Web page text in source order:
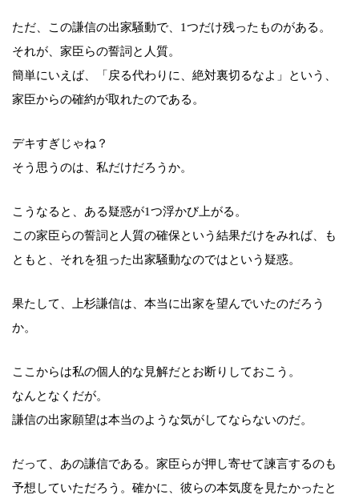
ただ、この謙信の出家騒動で、1つだけ残ったものがある。
それが、家臣らの誓詞と人質。
簡単にいえば、「戻る代わりに、絶対裏切るなよ」という、
家臣からの確約が取れたのである。
デキすぎじゃね？
そう思うのは、私だけだろうか。
こうなると、ある疑惑が1つ浮かび上がる。
この家臣らの誓詞と人質の確保という結果だけをみれば、も
ともと、それを狙った出家騒動なのではという疑惑。
果たして、上杉謙信は、本当に出家を望んでいたのだろう
か。
ここからは私の個人的な見解だとお断りしておこう。
なんとなくだが。
謙信の出家願望は本当のような気がしてならないのだ。
だって、あの謙信である。家臣らが押し寄せて諫言するのも
予想していただろう。確かに、彼らの本気度を見たかったと